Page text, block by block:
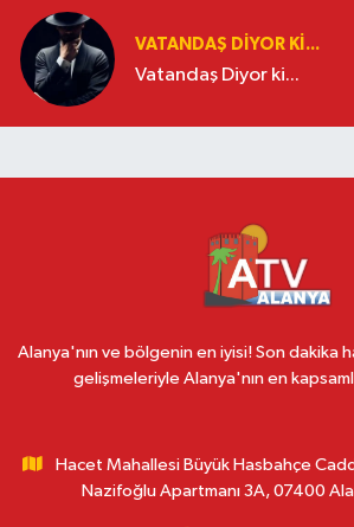
VATANDAŞ DIYOR KI...
Vatandaş Diyor ki...
Alanya'nın ve bölgenin en iyisi! Son dakika
gelişmeleriyle Alanya'nın en
Hacet Mahallesi Büyük Hasbahçe
Nazifoğlu Apartmanı 3A, 07400